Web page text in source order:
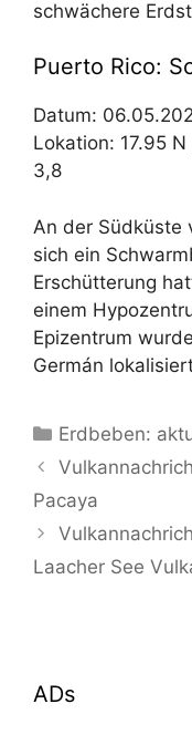
schwächere
Puerto Rico:
Datum:
Lokation: 17.95
3,8
An der Südküste
sich ein
Erschütterung
einem
Epizentrum
Germán
Kategorien
Erdbeben:
Pacaya
Laacher See
ADs